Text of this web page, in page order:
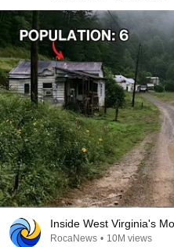
Inside West Virginia's
RocaNews • 10M views